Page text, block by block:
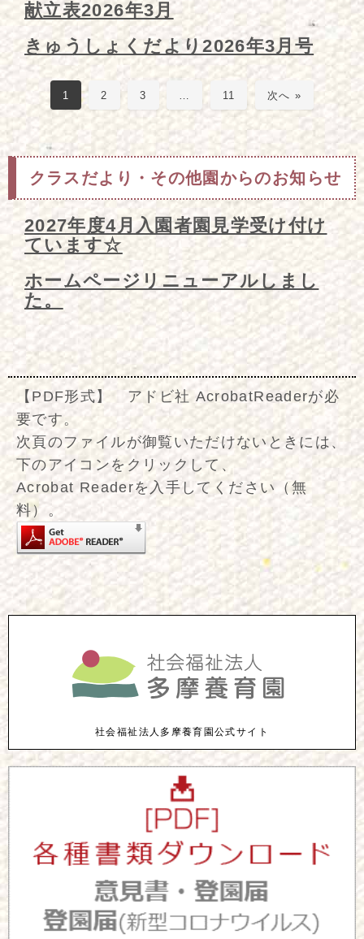
献立表2026年3月
きゅうしょくだより2026年3月号
1 2 3 11 次へ »
クラスだより・その他園からのお知らせ
2027年度4月入園者園見学受け付け
ています☆
ホームページリニューアルしまし
た。
【PDF形式】 アドビ社 AcrobatReaderが必
要です。
次頁のファイルが御覧いただけないときには、
下のアイコンをクリックして、
Acrobat Readerを入手してください（無
料）。
社会福祉法人多摩養育園公式サイト